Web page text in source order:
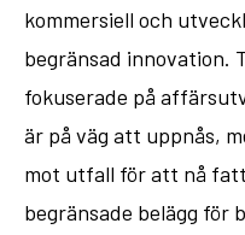
kommersiell och
begränsad innovation.
fokuserade på
är på väg att uppnås,
mot utfall för att nå
begränsade belägg för